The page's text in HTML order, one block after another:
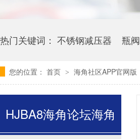
热门关键词： 不锈钢减压器 瓶阀
您的位置： 首页 > 海角社区APP官网版
HJBA8海角论坛海角